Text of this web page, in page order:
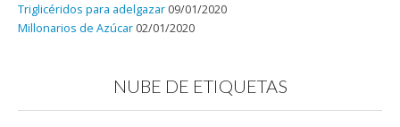
Triglicéridos para adelgazar 09/01/2020
Millonarios de Azúcar 02/01/2020
NUBE DE ETIQUETAS